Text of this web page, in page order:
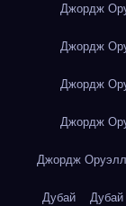
Джордж
Джордж
Джордж
Джордж
Джордж
Дубай Дубай